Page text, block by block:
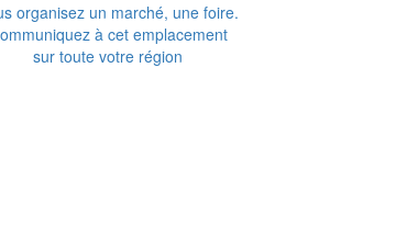
organisez un marché, une foire.
à cet emplacement
sur toute votre région